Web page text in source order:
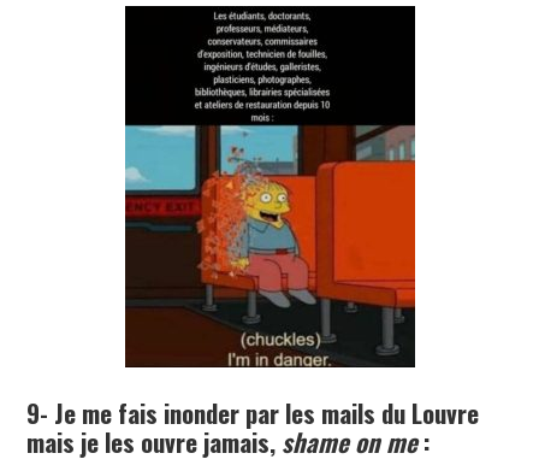
9- Je me fais inonder par les mails du Louvre
mais je les ouvre jamais,shame on me: